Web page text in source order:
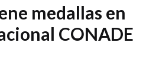
medallas en
CONADE